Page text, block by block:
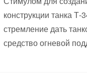
конструкции танка
стремление дать
средство огневой